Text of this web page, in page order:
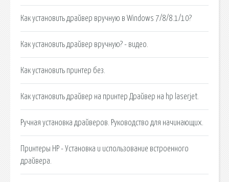
Как установить драйвер вручную в Windows 7/8/8.1/10?
Как установить драйвер вручную? - видео.
Как установить принтер без.
Как установить драйвер на принтер Драйвер на hp laserjet.
Ручная установка драйверов. Руководство для начинающих.
Принтеры HP - Установка и использование встроенного
драйвера.